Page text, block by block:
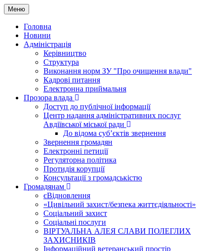
Меню
Головна
Новини
Адміністрація
Керівництво
Структура
Виконання норм ЗУ "Про очищення влади"
Кадрові питання
Електронна приймальня
Прозора влада
Доступ до публічної інформації
Центр надання адміністративних послуг
Авдіївської міської ради
До відома суб’єктів звернення
Звернення громадян
Електронні петиції
Регуляторна політика
Протидія корупції
Консультації з громадськістю
Громадянам
єВідновлення
«Цивільний захист/безпека життєдіяльності»
Соціальний захист
Соціальні послуги
ВІРТУАЛЬНА АЛЕЯ СЛАВИ ПОЛЕГЛИХ
ЗАХИСНИКІВ
Інформаційний ветеранський простір